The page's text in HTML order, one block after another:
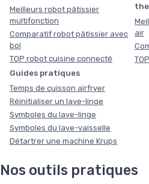
Meilleurs robot pâtissier
multifonction
Comparatif robot pâtissier avec
bol
TOP robot cuisine connecté
air
Guides pratiques
Temps de cuisson airfryer
Réinitialiser un lave-linge
Symboles du lave-linge
Symboles du lave-vaisselle
Détartrer une machine Krups
Nos outils pratiques